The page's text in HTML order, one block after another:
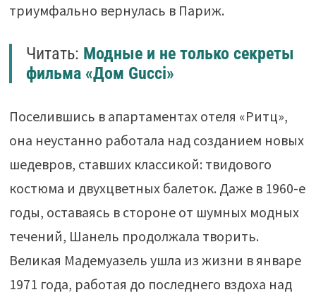
триумфально вернулась в Париж.
Читать: Модные и не только секреты
фильма «Дом Gucci»
Поселившись в апартаментах отеля «Ритц»,
она неустанно работала над созданием новых
шедевров, ставших классикой: твидового
костюма и двухцветных балеток. Даже в 1960-е
годы, оставаясь в стороне от шумных модных
течений, Шанель продолжала творить.
Великая Мадемуазель ушла из жизни в январе
1971 года, работая до последнего вздоха над